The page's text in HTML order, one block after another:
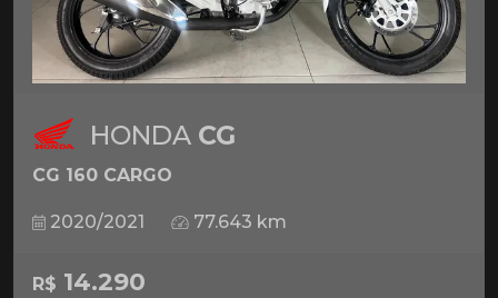
HONDA CG
CG 160 CARGO
2020/2021 77.643 km
R$ 14.290